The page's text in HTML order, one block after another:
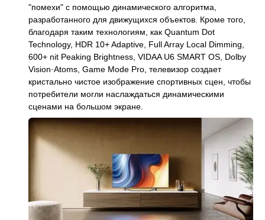
"помехи" с помощью динамического алгоритма,
разработанного для движущихся объектов. Кроме того,
благодаря таким технологиям, как Quantum Dot
Technology, HDR 10+ Adaptive, Full Array Local Dimming,
600+ nit Peaking Brightness, VIDAA U6 SMART OS, Dolby
Vision·Atoms, Game Mode Pro, телевизор создает
кристально чистое изображение спортивных сцен, чтобы
потребители могли наслаждаться динамическими
сценами на большом экране.